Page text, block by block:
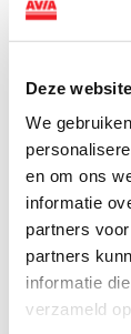
Deze
We
en om ons
informatie
partners
partners
informatie
verzameld
ACTIE